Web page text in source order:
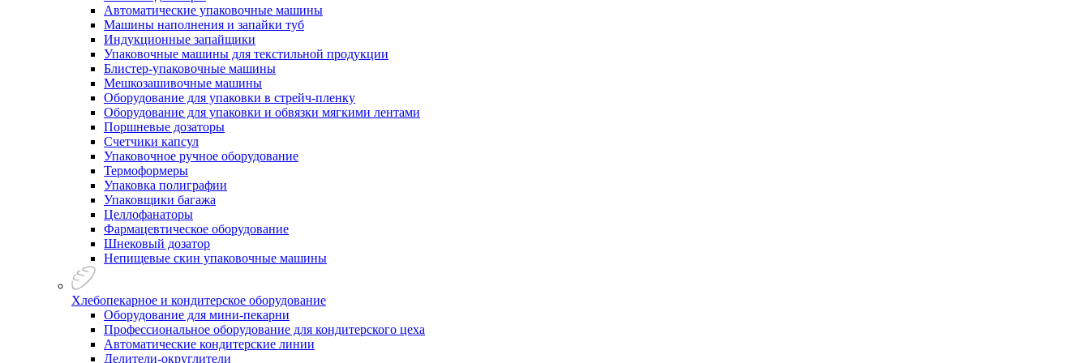
Автоматические упаковочные машины
Машины наполнения и запайки туб
Индукционные запайщики
Упаковочные машины для текстильной продукции
Блистер-упаковочные машины
Мешкозашивочные машины
Оборудование для упаковки в стрейч-пленку
Оборудование для упаковки и обвязки мягкими лентами
Поршневые дозаторы
Счетчики капсул
Упаковочное ручное оборудование
Термоформеры
Упаковка полиграфии
Упаковщики багажа
Целлофанаторы
Фармацевтическое оборудование
Шнековый дозатор
Непищевые скин упаковочные машины
Хлебопекарное и кондитерское оборудование
Оборудование для мини-пекарни
Профессиональное оборудование для кондитерского цеха
Автоматические кондитерские линии
Делители-округлители